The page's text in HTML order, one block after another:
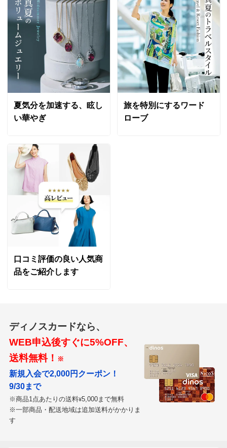
夏気分を加速する、眩し
い華やぎ
旅を特別にするワード
ローブ
口コミ評価の良い人気商
品をご紹介します
ディノスカードなら、
WEB申込後すぐに5%OFF、
送料無料！ ※
新規入会で2,000円クーポン！
9/30まで
※商品1点あたりの送料¥5,000まで無料
※一部商品・配送地域は追加送料がかかりま
す